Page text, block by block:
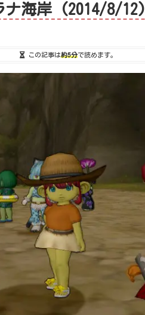
ナ海岸 (2014/8/12)
この記事は約5分で読めます。